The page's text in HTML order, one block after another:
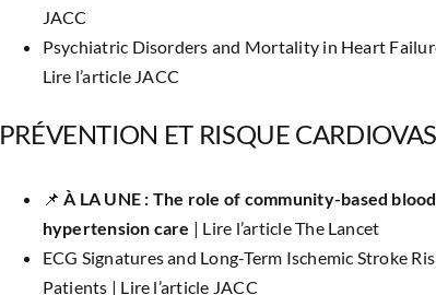
JACC
Psychiatric Disorders and Mortality in Heart
Lire l’article JACC
PRÉVENTION ET RISQUE
📌 À LA UNE : The role of community-based
hypertension care | Lire l’article The Lancet
ECG Signatures and Long-Term Ischemic Stroke
Patients | Lire l’article JACC